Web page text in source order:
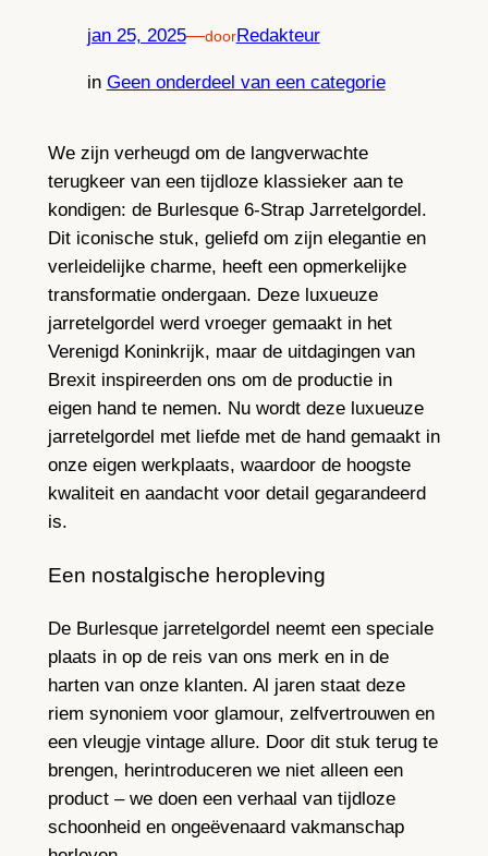
jan 25, 2025—doorRedakteur
in Geen onderdeel van een categorie
We zijn verheugd om de langverwachte
terugkeer van een tijdloze klassieker aan te
kondigen: de Burlesque 6-Strap Jarretelgordel.
Dit iconische stuk, geliefd om zijn elegantie en
verleidelijke charme, heeft een opmerkelijke
transformatie ondergaan. Deze luxueuze
jarretelgordel werd vroeger gemaakt in het
Verenigd Koninkrijk, maar de uitdagingen van
Brexit inspireerden ons om de productie in
eigen hand te nemen. Nu wordt deze luxueuze
jarretelgordel met liefde met de hand gemaakt in
onze eigen werkplaats, waardoor de hoogste
kwaliteit en aandacht voor detail gegarandeerd
is.
Een nostalgische heropleving
De Burlesque jarretelgordel neemt een speciale
plaats in op de reis van ons merk en in de
harten van onze klanten. Al jaren staat deze
riem synoniem voor glamour, zelfvertrouwen en
een vleugje vintage allure. Door dit stuk terug te
brengen, herintroduceren we niet alleen een
product – we doen een verhaal van tijdloze
schoonheid en ongeëvenaard vakmanschap